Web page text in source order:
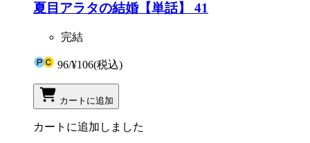
夏目アラタの結婚【単話】 41
完結
96/¥106(税込)
カートに追加
カートに追加しました